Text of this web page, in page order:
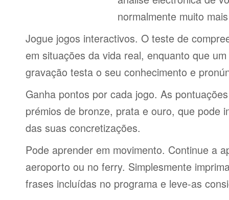
normalmente muito
Jogue jogos interactivos. O teste de
em situações da vida real, enquanto que
gravação testa o seu conhecimento e
Ganha pontos por cada jogo. As
prémios de bronze, prata e ouro, que pode
das suas concretizações.
Pode aprender em movimento. Continue a
aeroporto ou no ferry. Simplesmente
frases incluídas no programa e leve-as